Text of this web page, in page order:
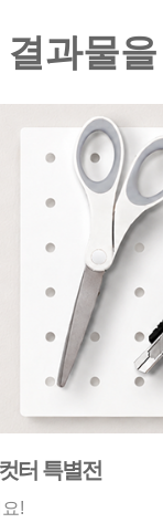
과물을
터 특별전
!